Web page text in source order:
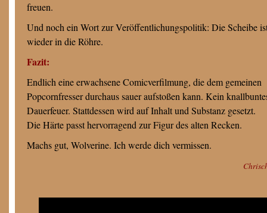
freuen.
Und noch ein Wort zur Veröffentlichungspolitik: Die Scheibe
wieder in die Röhre.
Fazit:
Endlich eine erwachsene Comicverfilmung, die dem gemeinen
Popcornfresser durchaus sauer aufstoßen kann. Kein
Dauerfeuer. Stattdessen wird auf Inhalt und Substanz gesetzt.
Die Härte passt hervorragend zur Figur des alten Recken.
Machs gut, Wolverine. Ich werde dich vermissen.